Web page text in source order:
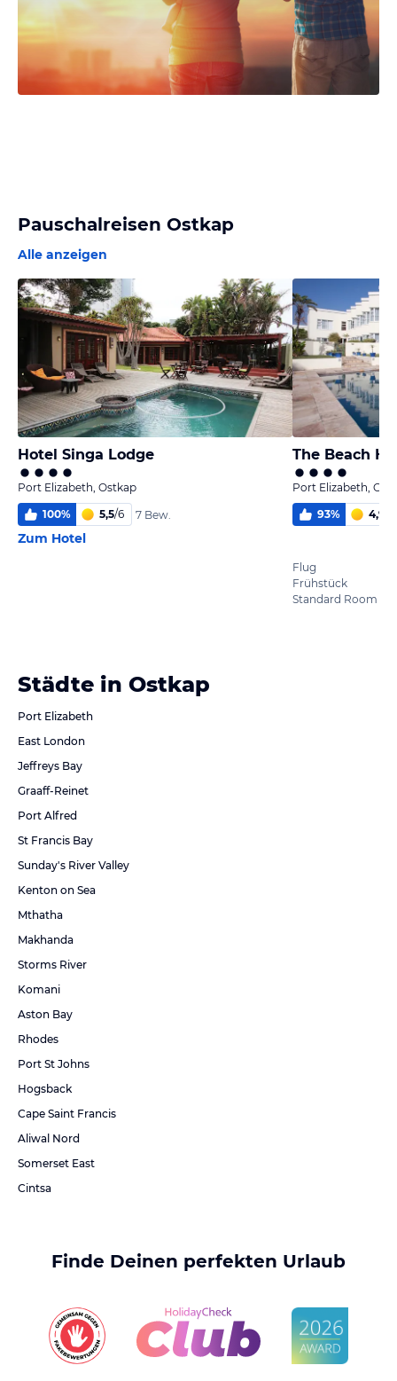
Pauschalreisen Ostkap
Alle anzeigen
Hotel Singa Lodge
Port Elizabeth, Ostkap
100% 5,5/6 7 Bew.
Zum Hotel
The Beach
Port Elizabeth,
93% 4,9
Flug
Frühstück
Standard Room
Städte in Ostkap
Port Elizabeth
East London
Jeffreys Bay
Graaff-Reinet
Port Alfred
St Francis Bay
Sunday's River Valley
Kenton on Sea
Mthatha
Makhanda
Storms River
Komani
Aston Bay
Rhodes
Port St Johns
Hogsback
Cape Saint Francis
Aliwal Nord
Somerset East
Cintsa
Finde Deinen perfekten Urlaub